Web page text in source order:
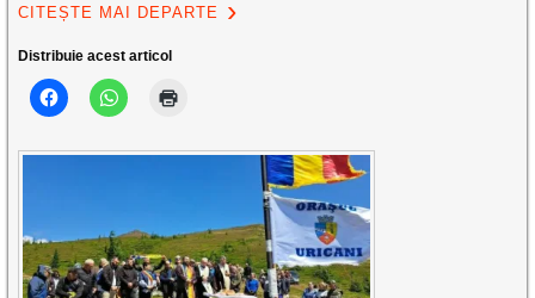
CITEȘTE MAI DEPARTE
Distribuie acest articol